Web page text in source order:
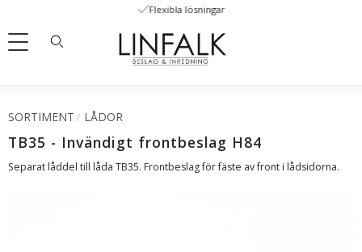
Meny
Flexibla lösningar
SORTIMENT LÅDOR
TB35 - Invändigt frontbeslag H84
Separat låddel till låda TB35. Frontbeslag för fäste av front i lådsidorna.